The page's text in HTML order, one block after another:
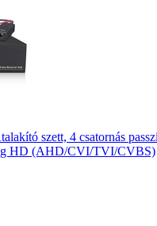
szett, 4 csatornás
HD (AHD/CVI/TVI/CVBS)